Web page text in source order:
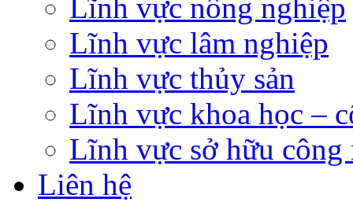
Lĩnh vực nông nghiệp
Lĩnh vực lâm nghiệp
Lĩnh vực thủy sản
Lĩnh vực khoa học –
Lĩnh vực sở hữu công
Liên hệ